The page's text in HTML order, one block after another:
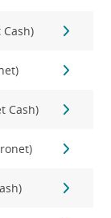
Cash)